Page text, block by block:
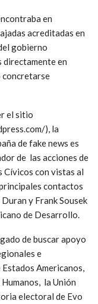
en
acreditadas en
gobierno
directamente en
concretarse
el sitio
), la
de fake news es
de las acciones de
Cívicos con vistas al
contactos
y Frank Sousek
de Desarrollo.
de buscar apoyo
e
Americanos,
la Unión
electoral de Evo